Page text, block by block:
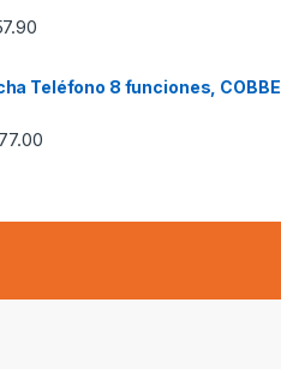
Teléfono 8 funciones, COBBE